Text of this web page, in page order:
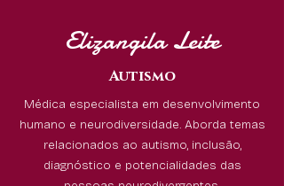
Elizangila Leite
Autismo
Médica especialista em desenvolvimento
humano e neurodiversidade. Aborda temas
relacionados ao autismo, inclusão,
diagnóstico e potencialidades das